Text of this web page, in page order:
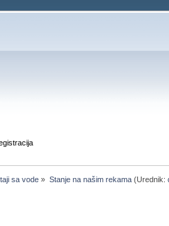
sa vode » Stanje na našim rekama(Urednik: